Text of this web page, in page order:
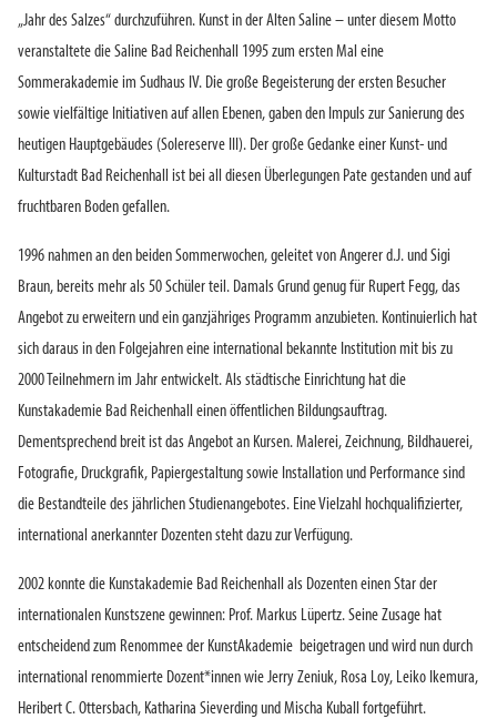
„Jahr des Salzes“ durchzuführen. Kunst in der Alten Saline – unter diesem Motto
veranstaltete die Saline Bad Reichenhall 1995 zum ersten Mal eine
Sommerakademie im Sudhaus IV. Die große Begeisterung der ersten Besucher
sowie vielfältige Initiativen auf allen Ebenen, gaben den Impuls zur Sanierung des
heutigen Hauptgebäudes (Solereserve III). Der große Gedanke einer Kunst- und
Kulturstadt Bad Reichenhall ist bei all diesen Überlegungen Pate gestanden und auf
fruchtbaren Boden gefallen.
1996 nahmen an den beiden Sommerwochen, geleitet von Angerer d.J. und Sigi
Braun, bereits mehr als 50 Schüler teil. Damals Grund genug für Rupert Fegg, das
Angebot zu erweitern und ein ganzjähriges Programm anzubieten. Kontinuierlich hat
sich daraus in den Folgejahren eine international bekannte Institution mit bis zu
2000 Teilnehmern im Jahr entwickelt. Als städtische Einrichtung hat die
Kunstakademie Bad Reichenhall einen öffentlichen Bildungsauftrag.
Dementsprechend breit ist das Angebot an Kursen. Malerei, Zeichnung, Bildhauerei,
Fotografie, Druckgrafik, Papiergestaltung sowie Installation und Performance sind
die Bestandteile des jährlichen Studienangebotes. Eine Vielzahl hochqualifizierter,
international anerkannter Dozenten steht dazu zur Verfügung.
2002 konnte die Kunstakademie Bad Reichenhall als Dozenten einen Star der
internationalen Kunstszene gewinnen: Prof. Markus Lüpertz. Seine Zusage hat
entscheidend zum Renommee der KunstAkademie beigetragen und wird nun durch
international renommierte Dozent*innen wie Jerry Zeniuk, Rosa Loy, Leiko Ikemura,
Heribert C. Ottersbach, Katharina Sieverding und Mischa Kuball fortgeführt.